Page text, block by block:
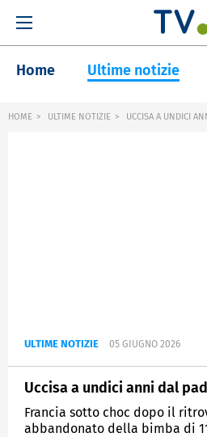
Home Ultime notizie
HOME ULTIME NOTIZIE UCCISA A UNDICI
ULTIME NOTIZIE 05 GIUGNO 2026
Uccisa a undici anni dal
Francia sotto choc dopo il
abbandonato della bimba di